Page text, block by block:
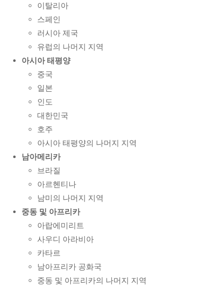
이탈리아
스페인
러시아 제국
유럽의 나머지 지역
아시아 태평양
중국
일본
인도
대한민국
호주
아시아 태평양의 나머지 지역
남아메리카
브라질
아르헨티나
남미의 나머지 지역
중동 및 아프리카
아랍에미리트
사우디 아라비아
카타르
남아프리카 공화국
중동 및 아프리카의 나머지 지역